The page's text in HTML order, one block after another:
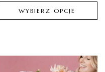
WYBIERZ OPCJE